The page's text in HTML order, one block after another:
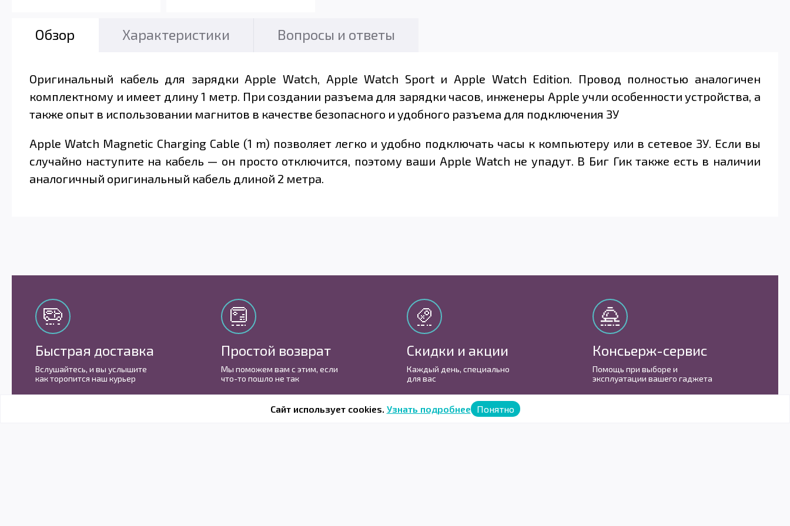
Обзор Характеристики Вопросы и ответы
Оригинальный кабель для зарядки Apple Watch, Apple Watch Sport и Apple Watch Edition. Провод полностью аналогичен
комплектному и имеет длину 1 метр. При создании разъема для зарядки часов, инженеры Apple учли особенности устройства, а
также опыт в использовании магнитов в качестве безопасного и удобного разъема для подключения ЗУ
Apple Watch Magnetic Charging Cable (1 m) позволяет легко и удобно подключать часы к компьютеру или в сетевое ЗУ. Если вы
случайно наступите на кабель — он просто отключится, поэтому ваши Apple Watch не упадут. В Биг Гик также есть в наличии
аналогичный оригинальный кабель длиной 2 метра.
Быстрая доставка
Вслушайтесь, и вы услышите
как торопится наш курьер
Простой возврат
Мы поможем вам с этим, если
что-то пошло не так
Скидки и акции
Каждый день, cпециально
для вас
Консьерж-сервис
Помощь при выборе и
эксплуатации вашего гаджета
Сайт использует cookies. Узнать подробнее Понятно